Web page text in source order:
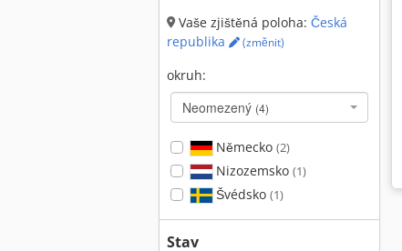
Vaše zjištěná poloha: Česká
republika
(změnit)
okruh:
Neomezený (4)
Německo (2)
Nizozemsko (1)
Švédsko (1)
Stav